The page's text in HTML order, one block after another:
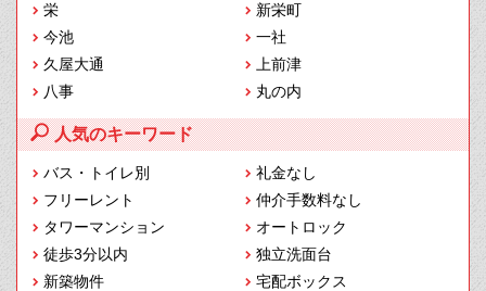
栄
新栄町
今池
一社
久屋大通
上前津
八事
丸の内
人気のキーワード
バス・トイレ別
礼金なし
フリーレント
仲介手数料なし
タワーマンション
オートロック
徒歩3分以内
独立洗面台
新築物件
宅配ボックス